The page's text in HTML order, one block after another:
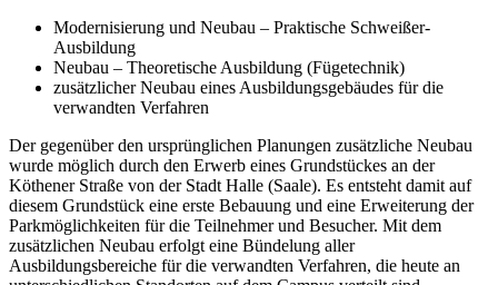
Modernisierung und Neubau – Praktische Schweißer-
Ausbildung
Neubau – Theoretische Ausbildung (Fügetechnik)
zusätzlicher Neubau eines Ausbildungsgebäudes für die
verwandten Verfahren
Der gegenüber den ursprünglichen Planungen zusätzliche Neubau
wurde möglich durch den Erwerb eines Grundstückes an der
Köthener Straße von der Stadt Halle (Saale). Es entsteht damit auf
diesem Grundstück eine erste Bebauung und eine Erweiterung der
Parkmöglichkeiten für die Teilnehmer und Besucher. Mit dem
zusätzlichen Neubau erfolgt eine Bündelung aller
Ausbildungsbereiche für die verwandten Verfahren, die heute an